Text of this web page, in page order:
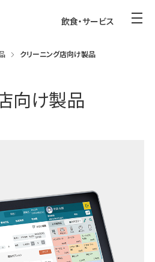
飲食・サービス
クリーニング店向け製品
向け製品